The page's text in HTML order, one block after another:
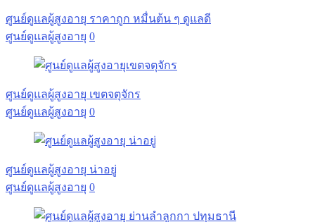
ศูนย์ดูแลผู้สูงอายุ ราคาถูก หมื่นต้น ๆ ดูแลดี
ศูนย์ดูแลผู้สูงอายุ 0
ศูนย์ดูแลผู้สูงอายุ เขตจตุจักร
ศูนย์ดูแลผู้สูงอายุ 0
ศูนย์ดูแลผู้สูงอายุ น่าอยู่
ศูนย์ดูแลผู้สูงอายุ 0